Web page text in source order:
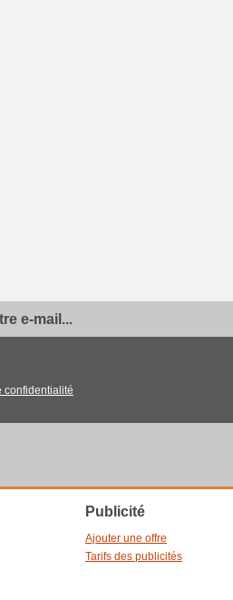
e-mail...
confidentialité
Publicité
Ajouter une offre
Tarifs des publicités